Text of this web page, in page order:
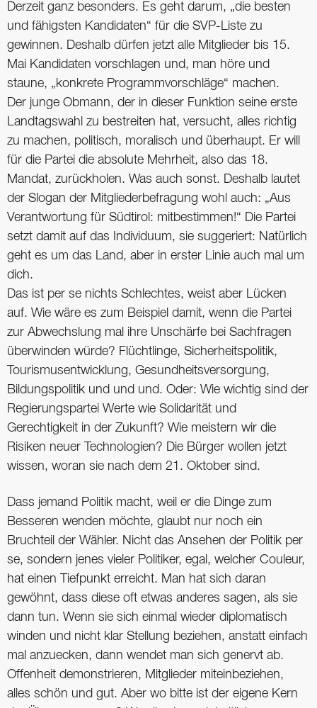
Derzeit ganz besonders. Es geht darum, „die besten
und fähigsten Kandidaten“ für die SVP-Liste zu
gewinnen. Deshalb dürfen jetzt alle Mitglieder bis 15.
Mai Kandidaten vorschlagen und, man höre und
staune, „konkrete Programmvorschläge“ machen.
Der junge Obmann, der in dieser Funktion seine erste
Landtagswahl zu bestreiten hat, versucht, alles richtig
zu machen, politisch, moralisch und überhaupt. Er will
für die Partei die absolute Mehrheit, also das 18.
Mandat, zurückholen. Was auch sonst. Deshalb lautet
der Slogan der Mitgliederbefragung wohl auch: „Aus
Verantwortung für Südtirol: mitbestimmen!“ Die Partei
setzt damit auf das Individuum, sie suggeriert: Natürlich
geht es um das Land, aber in erster Linie auch mal um
dich.
Das ist per se nichts Schlechtes, weist aber Lücken
auf. Wie wäre es zum Beispiel damit, wenn die Partei
zur Abwechslung mal ihre Unschärfe bei Sachfragen
überwinden würde? Flüchtlinge, Sicherheitspolitik,
Tourismusentwicklung, Gesundheitsversorgung,
Bildungspolitik und und und. Oder: Wie wichtig sind der
­Regierungspartei Werte wie Solidarität und
Gerechtigkeit in der Zukunft? Wie meistern wir die
Risiken neuer Technologien? Die Bürger wollen jetzt
wissen, woran sie nach dem 21. Oktober sind.
Dass jemand Politik macht, weil er die Dinge zum
Besseren wenden möchte, glaubt nur noch ein
Bruchteil der Wähler. Nicht das Ansehen der Politik per
se, sondern jenes vieler Politiker, egal, welcher Couleur,
hat einen Tiefpunkt erreicht. Man hat sich daran
gewöhnt, dass diese oft etwas anderes sagen, als sie
dann tun. Wenn sie sich einmal wieder diplomatisch
winden und nicht klar Stellung beziehen, anstatt einfach
mal anzu­ecken, dann wendet man sich genervt ab.
Offenheit demonstrieren, Mitglieder miteinbeziehen,
alles schön und gut. Aber wo bitte ist der eigene Kern